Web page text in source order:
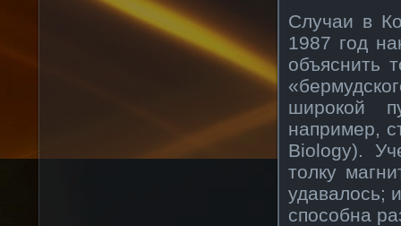
Случаи в
1987 год
объяснить
широкой
например,
Biology).
толку
удавалось;
способна